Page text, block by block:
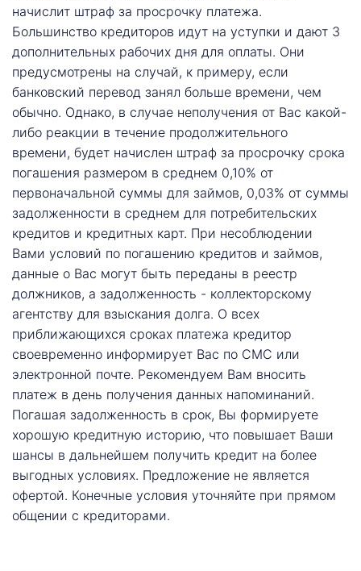
начислит штраф за просрочку платежа.
Большинство кредиторов идут на уступки и дают 3
дополнительных рабочих дня для оплаты. Они
предусмотрены на случай, к примеру, если
банковский перевод занял больше времени, чем
обычно. Однако, в случае неполучения от Вас какой-
либо реакции в течение продолжительного
времени, будет начислен штраф за просрочку срока
погашения размером в среднем 0,10% от
первоначальной суммы для займов, 0,03% от суммы
задолженности в среднем для потребительских
кредитов и кредитных карт. При несоблюдении
Вами условий по погашению кредитов и займов,
данные о Вас могут быть переданы в реестр
должников, а задолженность - коллекторскому
агентству для взыскания долга. О всех
приближающихся сроках платежа кредитор
своевременно информирует Вас по СМС или
электронной почте. Рекомендуем Вам вносить
платеж в день получения данных напоминаний.
Погашая задолженность в срок, Вы формируете
хорошую кредитную историю, что повышает Ваши
шансы в дальнейшем получить кредит на более
выгодных условиях. Предложение не является
офертой. Конечные условия уточняйте при прямом
общении с кредиторами.